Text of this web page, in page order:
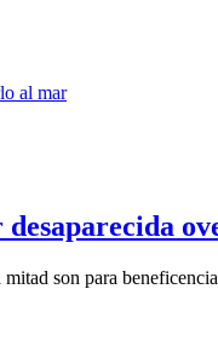
son para beneficencia